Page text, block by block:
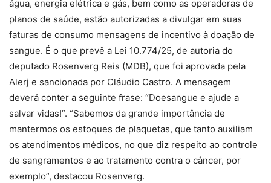
água, energia elétrica e gás, bem como as operadoras de
planos de saúde, estão autorizadas a divulgar em suas
faturas de consumo mensagens de incentivo à doação de
sangue. É o que prevê a Lei 10.774/25, de autoria do
deputado Rosenverg Reis (MDB), que foi aprovada pela
Alerj e sancionada por Cláudio Castro. A mensagem
deverá conter a seguinte frase: “Doesangue e ajude a
salvar vidas!”. “Sabemos da grande importância de
mantermos os estoques de plaquetas, que tanto auxiliam
os atendimentos médicos, no que diz respeito ao controle
de sangramentos e ao tratamento contra o câncer, por
exemplo”, destacou Rosenverg.